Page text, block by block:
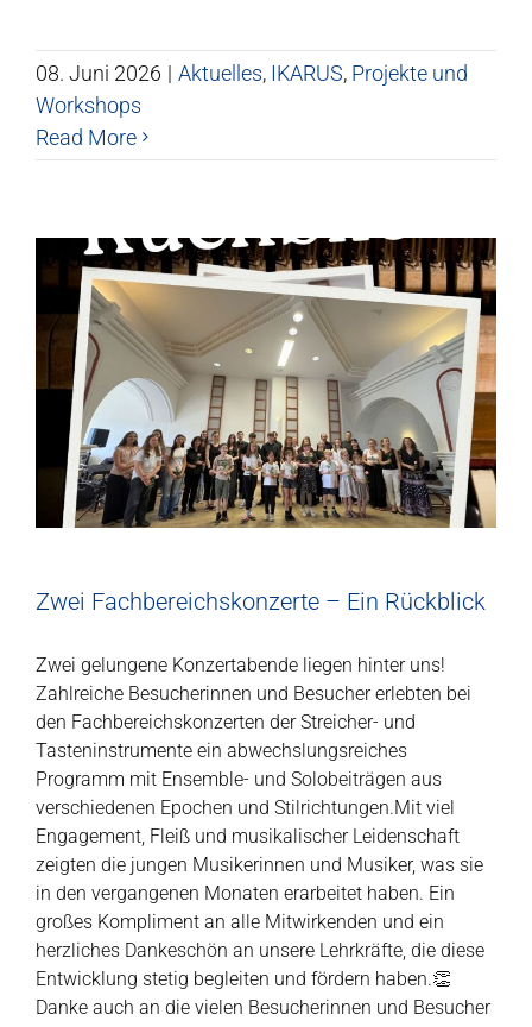
08. Juni 2026 | Aktuelles, IKARUS, Projekte und
Workshops
Read More
Zwei Fachbereichskonzerte – Ein Rückblick
Zwei gelungene Konzertabende liegen hinter uns!
Zahlreiche Besucherinnen und Besucher erlebten bei
den Fachbereichskonzerten der Streicher- und
Tasteninstrumente ein abwechslungsreiches
Programm mit Ensemble- und Solobeiträgen aus
verschiedenen Epochen und Stilrichtungen.Mit viel
Engagement, Fleiß und musikalischer Leidenschaft
zeigten die jungen Musikerinnen und Musiker, was sie
in den vergangenen Monaten erarbeitet haben. Ein
großes Kompliment an alle Mitwirkenden und ein
herzliches Dankeschön an unsere Lehrkräfte, die diese
Entwicklung stetig begleiten und fördern haben.👏
Danke auch an die vielen Besucherinnen und Besucher